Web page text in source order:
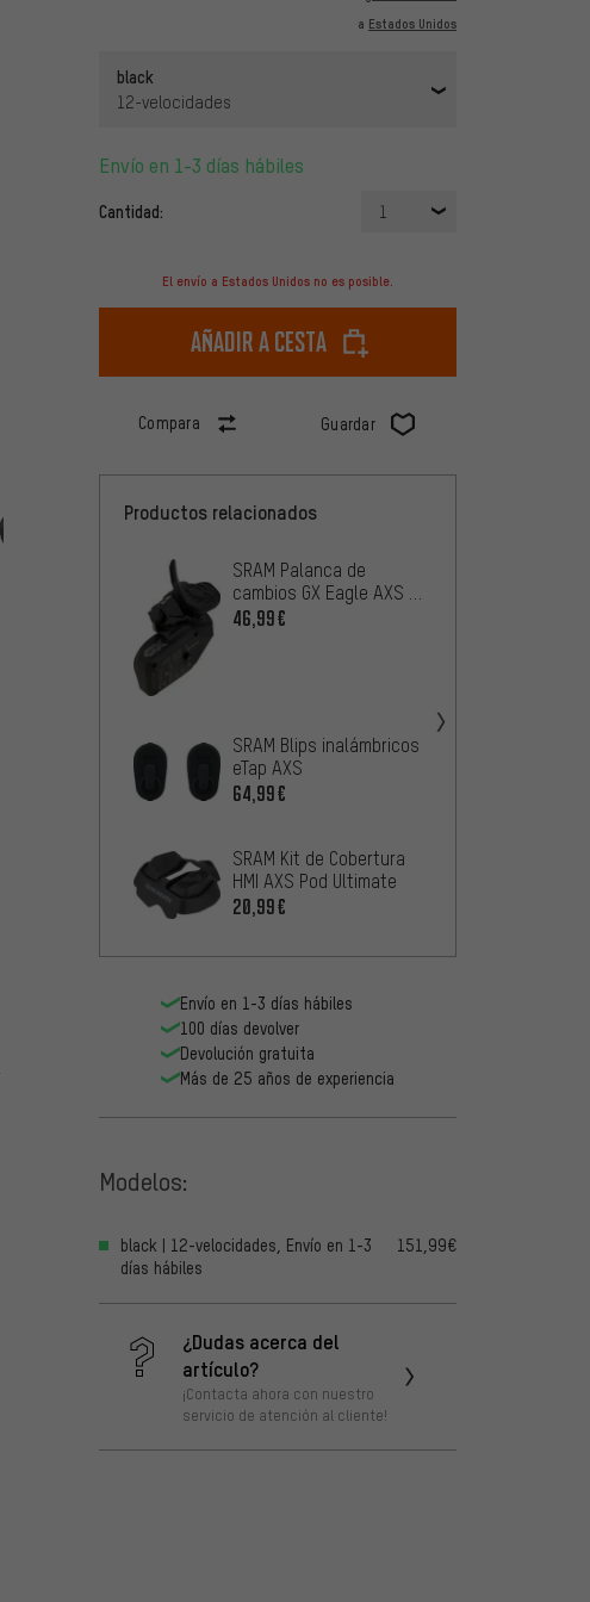
a Estados Unidos
black
12-velocidades
Envío en 1-3 días hábiles
Cantidad: 1
El envío a Estados Unidos no es posible.
Añadir a cesta
Compara Guardar
Productos relacionados
SRAM Palanca de
cambios GX Eagle AXS -
Embalaje de taller
46,99€
SRAM Blips inalámbricos
eTap AXS
64,99€
SRAM Kit de Cobertura
HMI AXS Pod Ultimate
20,99€
Envío en 1-3 días hábiles
100 días devolver
Devolución gratuita
Más de 25 años de experiencia
Modelos:
black | 12-velocidades, Envío en 1-3
días hábiles
151,99€
¿Dudas acerca del
artículo?
¡Contacta ahora con nuestro
servicio de atención al cliente!